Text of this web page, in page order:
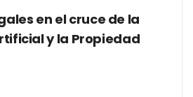
en el cruce de la
y la Propiedad